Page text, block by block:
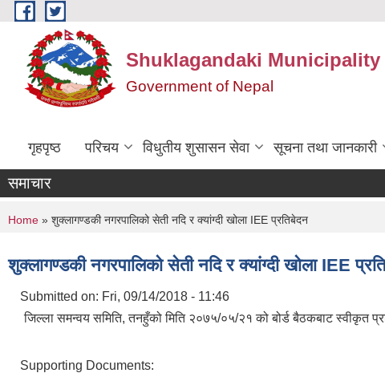
Skip to main content
Shuklagandaki Municipality
Government of Nepal
गृहपृष्ठ परिचय विधुतीय शुसासन सेवा सूचना तथा जानकारी
समाचार
You are here
Home » शुक्लागण्डकी नगरपालिको सेती नदि र क्यांग्दी खोला IEE प्रतिबेदन
शुक्लागण्डकी नगरपालिको सेती नदि र क्यांग्दी खोला IEE
Submitted on: Fri, 09/14/2018 - 11:46
जिल्ला समन्वय समिति, तनहुँको मिति २०७५/०५/२१ को बोर्ड बैठकबाट स्वीकृत
Supporting Documents: